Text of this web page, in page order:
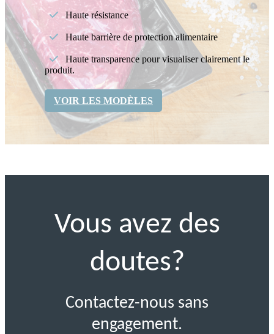
Haute résistance
Haute barrière de protection alimentaire
Haute transparence pour visualiser clairement le
produit.
VOIR LES MODÈLES
Vous avez des
doutes?
Contactez-nous sans
engagement.